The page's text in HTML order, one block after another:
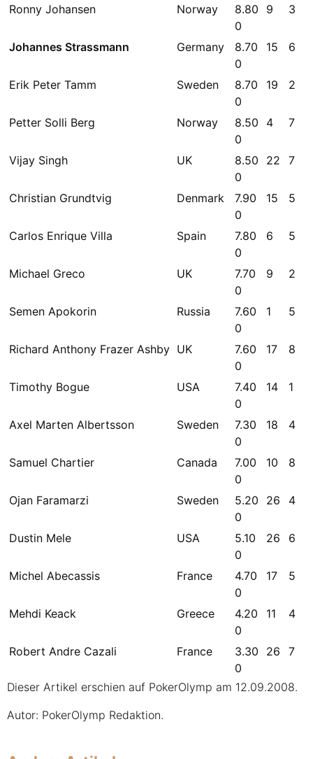
Ronny Johansen Norway
8.80
0
9 3
Johannes Strassmann Germany
8.70
0
15 6
Erik Peter Tamm Sweden
8.70
0
19 2
Petter Solli Berg Norway
8.50
0
4 7
Vijay Singh UK
8.50
0
22 7
Christian Grundtvig Denmark
7.90
0
15 5
Carlos Enrique Villa Spain
7.80
0
6 5
Michael Greco UK
7.70
0
9 2
Semen Apokorin Russia
7.60
0
1 5
Richard Anthony Frazer Ashby UK
7.60
0
17 8
Timothy Bogue USA
7.40
0
14 1
Axel Marten Albertsson Sweden
7.30
0
18 4
Samuel Chartier Canada
7.00
0
10 8
Ojan Faramarzi Sweden
5.20
0
26 4
Dustin Mele USA
5.10
0
26 6
Michel Abecassis France
4.70
0
17 5
Mehdi Keack Greece
4.20
0
11 4
Robert Andre Cazali France
3.30
0
26 7
Dieser Artikel erschien auf PokerOlymp am 12.09.2008.
Autor: PokerOlymp Redaktion.